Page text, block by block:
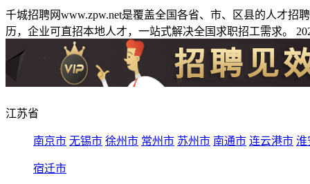
千城招聘网www.zpw.net是覆盖全国各省、市、区县的人才
历，企业可直招本地人才，一站式解决全国求职招工需求。
江苏省
南京市 无锡市 徐州市 常州市 苏州市 南通市 连云港市 淮
宿迁市